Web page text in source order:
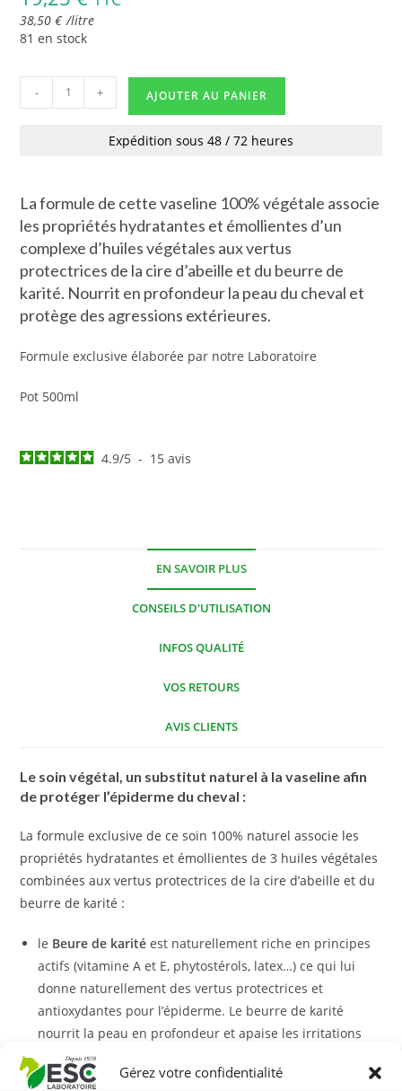
Gérez votre confidentialité
38,50€ /litre
81 en stock
- + AJOUTER AU PANIER
Expédition sous 48 / 72 heures
La formule de cette vaseline 100% végétale associe
les propriétés hydratantes et émollientes d’un
complexe d’huiles végétales aux vertus
protectrices de la cire d’abeille et du beurre de
karité. Nourrit en profondeur la peau du cheval et
protège des agressions extérieures.
Formule exclusive élaborée par notre Laboratoire
Pot 500ml
4.9/5 - 15avis
EN SAVOIR PLUS
CONSEILS D'UTILISATION
INFOS QUALITÉ
VOS RETOURS
AVIS CLIENTS
Le soin végétal, un substitut naturel à la vaseline afin
de protéger l’épiderme du cheval :
La formule exclusive de ce soin 100% naturel associe les
propriétés hydratantes et émollientes de 3 huiles végétales
combinées aux vertus protectrices de la cire d’abeille et du
beurre de karité :
le Beure de karité est naturellement riche en principes
actifs (vitamine A et E, phytostérols, latex…) ce qui lui
donne naturellement des vertus protectrices et
antioxydantes pour l’épiderme. Le beurre de karité
nourrit la peau en profondeur et apaise les irritations
dues aux frottements.
laCire d’abeille: les propriétés de la cire d’abeille pour